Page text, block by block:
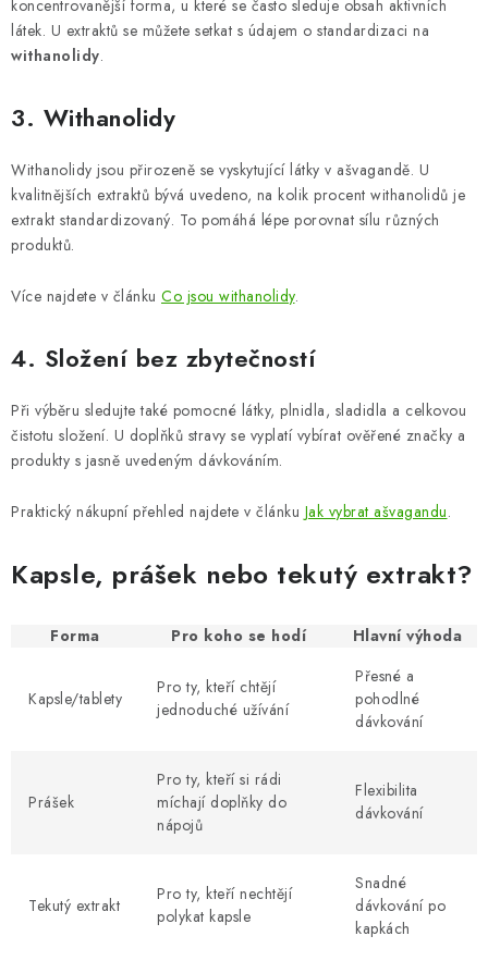
koncentrovanější forma, u které se často sleduje obsah aktivních
látek. U extraktů se můžete setkat s údajem o standardizaci na
withanolidy.
3. Withanolidy
Withanolidy jsou přirozeně se vyskytující látky v ašvagandě. U
kvalitnějších extraktů bývá uvedeno, na kolik procent withanolidů je
extrakt standardizovaný. To pomáhá lépe porovnat sílu různých
produktů.
Více najdete v článku Co jsou withanolidy.
4. Složení bez zbytečností
Při výběru sledujte také pomocné látky, plnidla, sladidla a celkovou
čistotu složení. U doplňků stravy se vyplatí vybírat ověřené značky a
produkty s jasně uvedeným dávkováním.
Praktický nákupní přehled najdete v článku Jak vybrat ašvagandu.
Kapsle, prášek nebo tekutý extrakt?
Forma Pro koho se hodí Hlavní výhoda
Kapsle/tablety
Pro ty, kteří chtějí
jednoduché užívání
Přesné a
pohodlné
dávkování
Prášek
Pro ty, kteří si rádi
míchají doplňky do
nápojů
Flexibilita
dávkování
Tekutý extrakt
Pro ty, kteří nechtějí
polykat kapsle
Snadné
dávkování po
kapkách